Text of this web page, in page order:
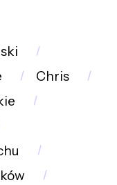
Chris